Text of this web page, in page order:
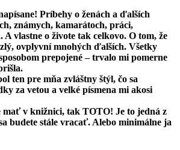
Príbehy o ženách a ďalších
známych, kamarátoch, práci,
A vlastne o živote tak celkovo. O tom, že
ovplyvní mnohých ďalších. Všetky
prepojené – trvalo mi pomerne
ten pre mňa zvláštny štýl, čo sa
za vetou a velké písmena mi akosi
mať v knižnici, tak TOTO! Je to jedná z
budete stále vracať. Alebo minimálne ja